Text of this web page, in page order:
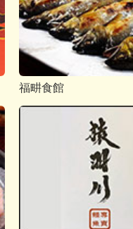
福畊食館